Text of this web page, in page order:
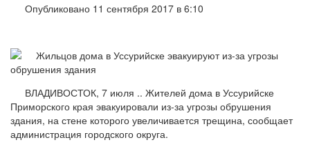
Опубликовано 11 сентября 2017 в 6:10
ВЛАДИВОСТОК, 7 июля .. Жителей дома в Уссурийске
Приморского края эвакуировали из-за угрозы обрушения
здания, на стене которого увеличивается трещина, сообщает
администрация городского округа.